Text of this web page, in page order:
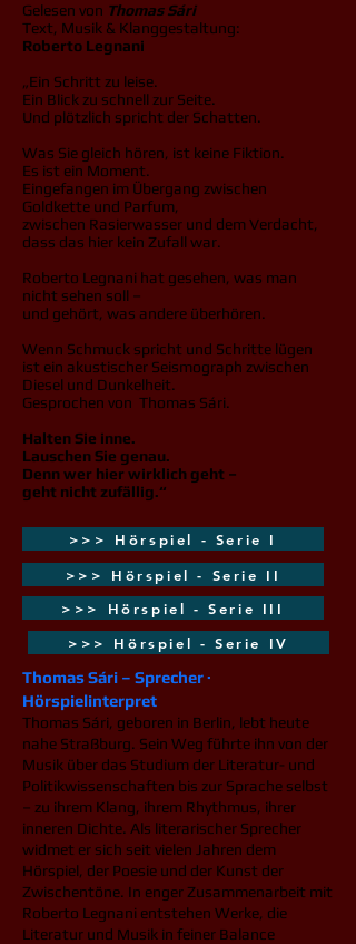
Gelesen von Thomas Sári
Text, Musik & Klanggestaltung:
Roberto Legnani
„Ein Schritt zu leise.
Ein Blick zu schnell zur Seite.
Und plötzlich spricht der Schatten.
Was Sie gleich hören, ist keine Fiktion.
Es ist ein Moment.
Eingefangen im Übergang zwischen
Goldkette und Parfum,
zwischen Rasierwasser und dem Verdacht,
dass das hier kein Zufall war.
Roberto Legnani hat gesehen, was man
nicht sehen soll –
und gehört, was andere überhören.
Wenn Schmuck spricht und Schritte lügen
ist ein akustischer Seismograph zwischen
Diesel und Dunkelheit.
Gesprochen von Thomas Sári.
Halten Sie inne.
Lauschen Sie genau.
Denn wer hier wirklich geht –
geht nicht zufällig.“
>>> Hörspiel - Serie I
>>> Hörspiel - Serie II
>>> Hörspiel - Serie III
>>> Hörspiel - Serie IV
Thomas Sári – Sprecher ·
Hörspielinterpret
Thomas Sári, geboren in Berlin, lebt heute
nahe Straßburg. Sein Weg führte ihn von der
Musik über das Studium der Literatur- und
Politikwissenschaften bis zur Sprache selbst
– zu ihrem Klang, ihrem Rhythmus, ihrer
inneren Dichte. Als literarischer Sprecher
widmet er sich seit vielen Jahren dem
Hörspiel, der Poesie und der Kunst der
Zwischentöne. In enger Zusammenarbeit mit
Roberto Legnani entstehen Werke, die
Literatur und Musik in feiner Balance